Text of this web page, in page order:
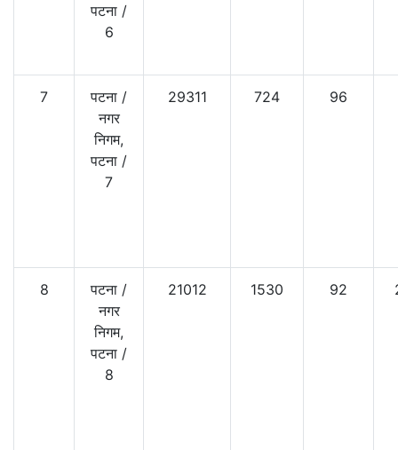
पटना /
6
7 पटना /
नगर
निगम,
पटना /
7
29311 724 96
8 पटना /
नगर
निगम,
पटना /
8
21012 1530 92